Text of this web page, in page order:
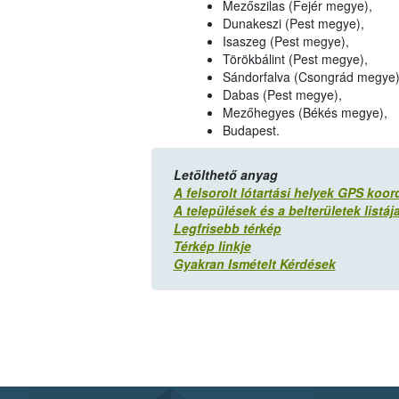
Mezőszilas (Fejér megye),
Dunakeszi (Pest megye),
Isaszeg (Pest megye),
Törökbálint (Pest megye),
Sándorfalva (Csongrád
Dabas (Pest megye),
Mezőhegyes (Békés megye),
Budapest.
Letölthető anyag
A felsorolt lótartási helyek GPS
A települések és a belterületek
Legfrisebb térkép
Térkép linkje
Gyakran Ismételt Kérdések